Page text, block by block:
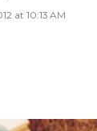
at 10:13 AM